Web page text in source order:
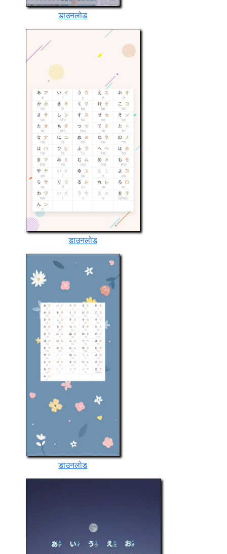
डाउनलोड
डाउनलोड
डाउनलोड